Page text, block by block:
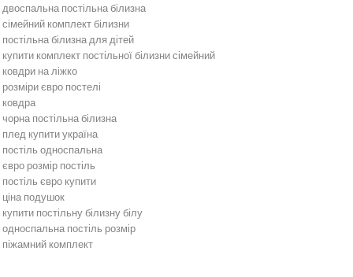
двоспальна постільна білизна
сімейний комплект білизни
постільна білизна для дітей
купити комплект постільної білизни сімейний
ковдри на ліжко
розміри євро постелі
ковдра
чорна постільна білизна
плед купити україна
постіль односпальна
євро розмір постіль
постіль євро купити
ціна подушок
купити постільну білизну білу
односпальна постіль розмір
піжамний комплект